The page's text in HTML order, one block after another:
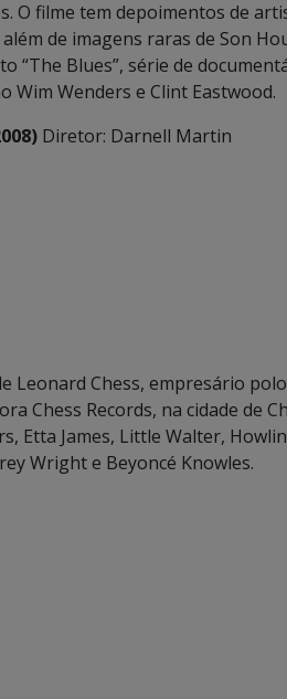
O filme tem depoimentos de
de imagens raras de Son
“The Blues”, série de
Wim Wenders e Clint Eastwood.
Diretor: Darnell Martin
Leonard Chess, empresário
Chess Records, na cidade de
Etta James, Little Walter,
Wright e Beyoncé Knowles.